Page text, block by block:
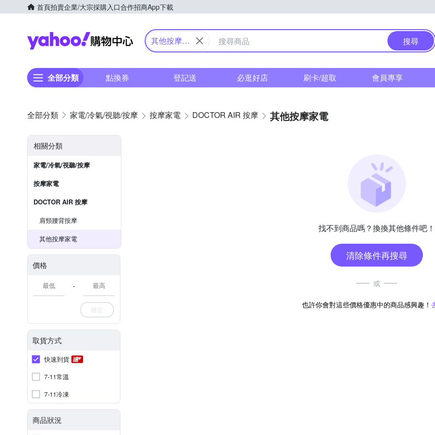
首頁拍賣企業/大宗採購入口合作招商App下載
Yahoo購物中心
其他按摩家
搜尋
全部分類 點換券 登記送 必逛好店 刷卡/超取 會員專享
家電/冷氣/視聽/按摩 按摩家電 DOCTOR AIR 按摩 其他按摩家電
相關分類
家電/冷氣/視聽/按摩
按摩家電
DOCTOR AIR 按摩
肩頸腰背按摩
其他按摩家電
價格
-
確定
取貨方式
快速到貨
7-11常溫
7-11冷凍
商品狀況
找不到商品嗎？換換其他條件吧！
清除條件再搜尋
或
也許你會對這些價格優惠中的商品感興趣！